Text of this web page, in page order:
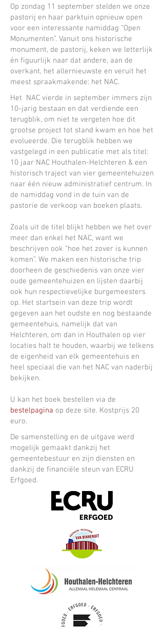
Op zondag 11 september stelden we onze
pastorij en haar parktuin opnieuw open
voor een interessante namiddag “Open
Monumenten”. Vanuit ons historische
monument, de pastorij, keken we letterlijk
én figuurlijk naar dat andere, aan de
overkant, het allernieuwste en veruit het
meest spraakmakende: het NAC.
Het NAC vierde in september immers zijn
10-jarig bestaan en dat verdiende een
terugblik, om niet te vergeten hoe dit
grootse project tot stand kwam en hoe het
evolueerde. Die terugblik hebben we
vastgelegd in een publicatie met als titel:
10 jaar NAC Houthalen-Helchteren & een
historisch traject van vier gemeentehuizen
naar één nieuw administratief centrum. In
de namiddag vond in de tuin van de
pastorie de verkoop van boeken plaats.
Zoals uit de titel blijkt hebben we het over
meer dan enkel het NAC, want we
beschrijven ook “hoe het zover is kunnen
komen”. We maken een historische trip
doorheen de geschiedenis van onze vier
oude gemeentehuizen en lijsten daarbij
ook hun respectievelijke burgemeesters
op. Het startsein van deze trip wordt
gegeven aan het oudste en nog bestaande
gemeentehuis, namelijk dat van
Helchteren, om dan in Houthalen op vier
locaties halt te houden, waarbij we telkens
de eigenheid van elk gemeentehuis en
heel speciaal die van het NAC van naderbij
bekijken.
U kan het boek bestellen via de
bestelpagina op deze site. Kostprijs 20
euro.
De samenstelling en de uitgave werd
mogelijk gemaakt dankzij het
gemeentebestuur en zijn diensten en
dankzij de financiële steun van ECRU
Erfgoed.